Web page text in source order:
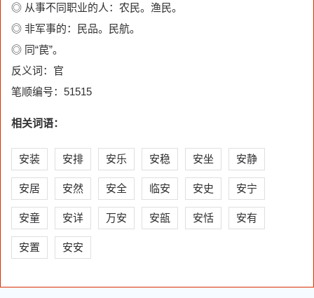
◎ 从事不同职业的人：农民。渔民。
◎ 非军事的：民品。民航。
◎ 同“苠”。
反义词：官
笔顺编号：51515
相关词语：
安装 安排 安乐 安稳 安坐 安静
安居 安然 安全 临安 安史 安宁
安童 安详 万安 安瓿 安恬 安有
安置 安安